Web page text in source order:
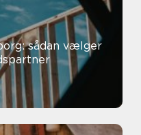
sådan vælger